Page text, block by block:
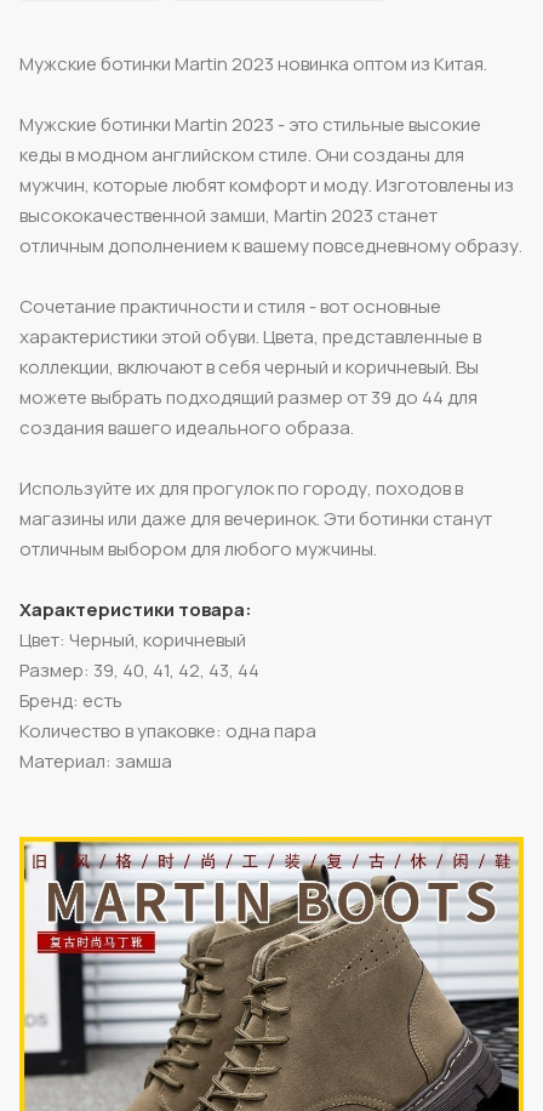
Мужские ботинки Martin 2023 новинка оптом из Китая.
Мужские ботинки Martin 2023 - это стильные высокие
кеды в модном английском стиле. Они созданы для
мужчин, которые любят комфорт и моду. Изготовлены из
высококачественной замши, Martin 2023 станет
отличным дополнением к вашему повседневному образу.
Сочетание практичности и стиля - вот основные
характеристики этой обуви. Цвета, представленные в
коллекции, включают в себя черный и коричневый. Вы
можете выбрать подходящий размер от 39 до 44 для
создания вашего идеального образа.
Используйте их для прогулок по городу, походов в
магазины или даже для вечеринок. Эти ботинки станут
отличным выбором для любого мужчины.
Характеристики товара:
Цвет: Черный, коричневый
Размер: 39, 40, 41, 42, 43, 44
Бренд: есть
Количество в упаковке: одна пара
Материал: замша